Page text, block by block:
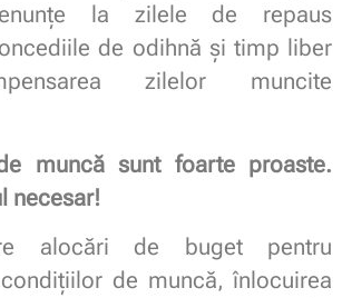
la zilele de repaus
de odihnă și timp liber
zilelor muncite
muncă sunt foarte proaste.
necesar!
alocări de buget pentru
de muncă, înlocuirea